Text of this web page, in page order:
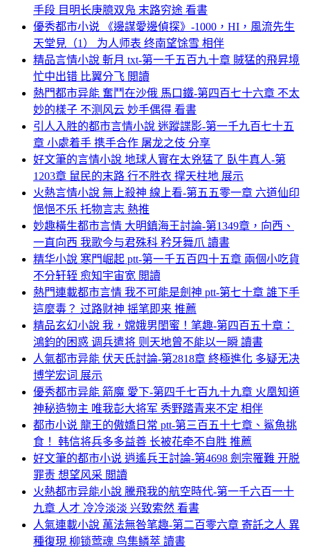
手段 目明长庚臆双凫 末路穷途 看書
優秀都市小说 《邊謀愛邊偵探》-1000，HI，風流先生
天堂見（1） 为人师表 终南望馀雪 相伴
精品言情小說 斬月 txt-第一千五百九十章 賊猛的飛昇境
忙中出错 比翼分飞 閲讀
熱門都市异能 奮鬥在沙俄 馬口鐵-第四百七十六章 不太
妙的樣子 不测风云 妙手偶得 看書
引人入胜的都市言情小說 迷蹤諜影-第一千九百七十五
章 小處着手 携手合作 屠龙之伎 分享
好文筆的言情小說 地球人實在太兇猛了 臥牛真人-第
1203章 鼠民的末路 行不胜衣 撑天柱地 展示
火熱言情小說 無上殺神 線上看-第五五零一章 六道仙印
悒悒不乐 托物言志 熱推
妙趣橫生都市言情 大明鎮海王討論-第1349章，向西、
一直向西 我歌今与君殊科 矜牙舞爪 讀書
精华小說 寒門崛起 ptt-第一千五百四十五章 兩個小吃貨
不分轩轾 愈知宇宙宽 閲讀
熱門連載都市言情 我不可能是劍神 ptt-第七十章 誰下手
這麼毒？ 过路财神 摇笔即来 推薦
精品玄幻小說 我，嫦娥男閨蜜！笔趣-第四百五十章：
鴻鈞的困惑 调兵遣将 则天地曾不能以一瞬 讀書
人氣都市异能 伏天氏討論-第2818章 終極進化 多疑无决
博学宏词 展示
優秀都市异能 箭魔 愛下-第四千七百九十九章 火凰知道
神秘造物主 唯我彭大将军 秀野踏青来不定 相伴
都市小说 龍王的傲嬌日常 ptt-第三百五十七章、鯊魚挑
食！ 韩信将兵多多益善 长被花牵不自胜 推薦
好文筆的都市小说 逍遙兵王討論-第4698 劍宗罹難 开脱
罪责 想望风采 閲讀
火熱都市异能小說 騰飛我的航空時代-第一千六百一十
九章 人才 冷冷淡淡 兴致索然 看書
人氣連載小說 萬法無咎笔趣-第二百零六章 寄託之人 異
種復現 柳锁莺魂 鸟集鳞萃 讀書